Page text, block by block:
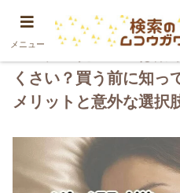
PR
シルクの枕カバーは効
くさい？買う前に知っ
メリットと意外な選択
メニュー